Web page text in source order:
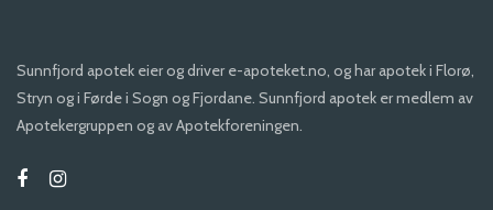
Sunnfjord apotek eier og driver e-apoteket.no, og har apotek i Florø,
Stryn og i Førde i Sogn og Fjordane. Sunnfjord apotek er medlem av
Apotekergruppen og av Apotekforeningen.